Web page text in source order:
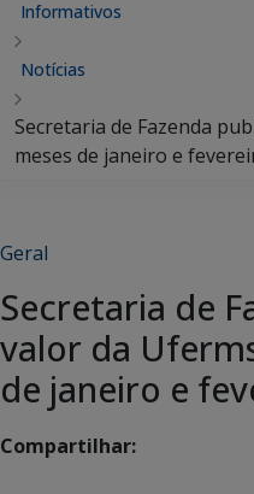
Informativos
Notícias
Secretaria de Fazenda
meses de janeiro e
Geral
Secretaria de
valor da
de janeiro e
Compartilhar: